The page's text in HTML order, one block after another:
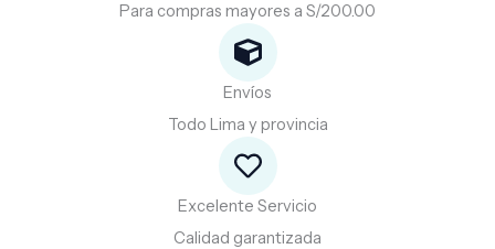
Para compras mayores a S/200.00
Envíos
Todo Lima y provincia
Excelente Servicio
Calidad garantizada